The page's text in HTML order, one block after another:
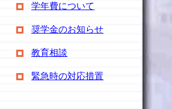
学年費について
奨学金のお知らせ
教育相談
緊急時の対応措置